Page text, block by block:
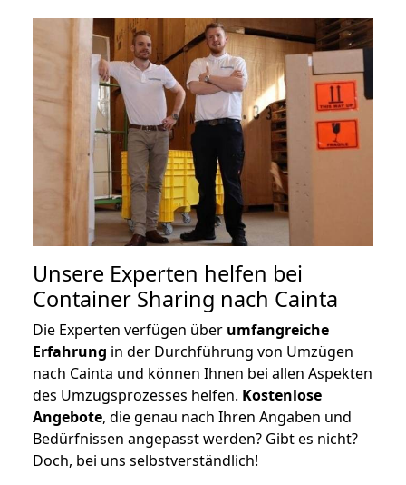
Unsere Experten helfen bei
Container Sharing nach Cainta
Die Experten verfügen über umfangreiche
Erfahrung in der Durchführung von Umzügen
nach Cainta und können Ihnen bei allen Aspekten
des Umzugsprozesses helfen. Kostenlose
Angebote, die genau nach Ihren Angaben und
Bedürfnissen angepasst werden? Gibt es nicht?
Doch, bei uns selbstverständlich!